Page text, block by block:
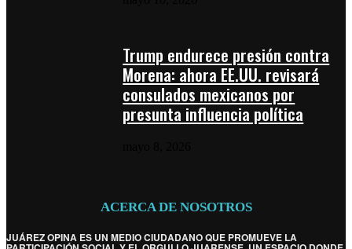
Trump endurece presión contra
Morena: ahora EE.UU. revisará
consulados mexicanos por
presunta influencia política
ACERCA DE NOSOTROS
JUÁREZ OPINA ES UN MEDIO CIUDADANO QUE PROMUEVE LA